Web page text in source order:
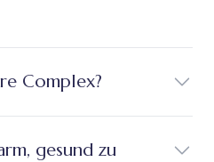
Complex?
gesund zu